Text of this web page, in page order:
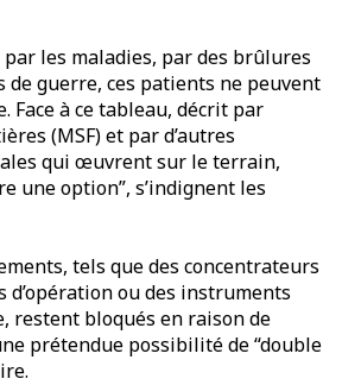
les maladies, par des brûlures
de guerre, ces patients ne peuvent
Face à ce tableau, décrit par
(MSF) et par d’autres
qui œuvrent sur le terrain,
une option”, s’indignent les
tels que des concentrateurs
d’opération ou des instruments
restent bloqués en raison de
prétendue possibilité de “double